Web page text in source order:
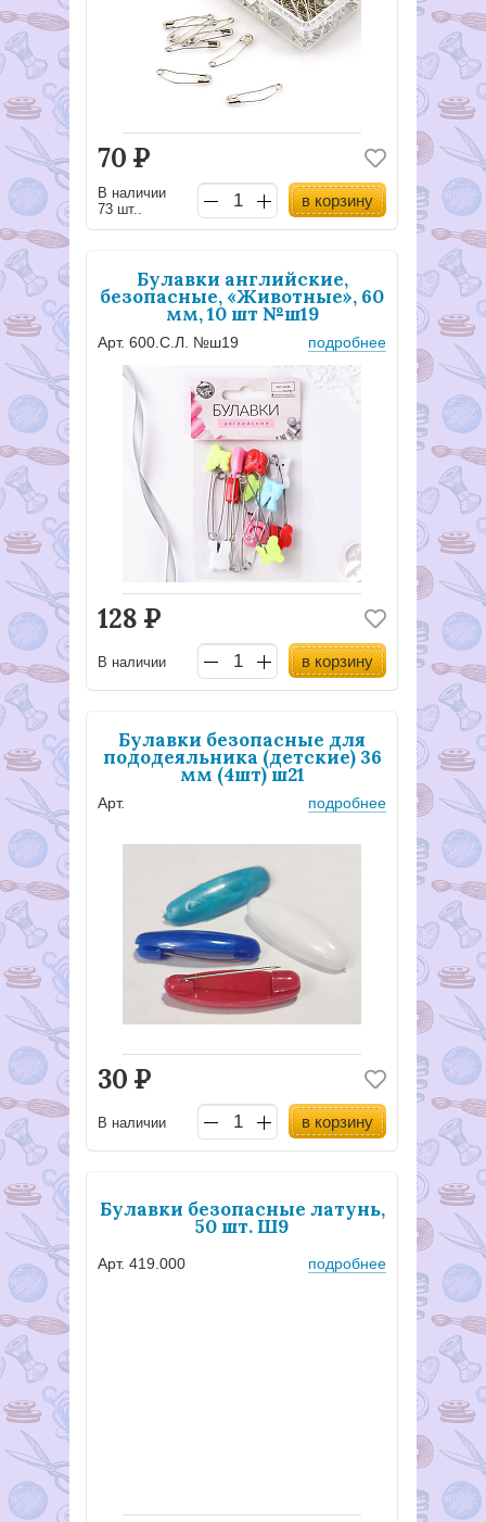
70 Р
В наличии
73 шт..
в корзину
Булавки английские,
безопасные, «Животные», 60
мм, 10 шт №ш19
Арт. 600.С.Л. №ш19 подробнее
128 Р
В наличии в корзину
Булавки безопасные для
пододеяльника (детские) 36
мм (4шт) ш21
Арт. подробнее
30 Р
В наличии в корзину
Булавки безопасные латунь,
50 шт. Ш9
Арт. 419.000 подробнее